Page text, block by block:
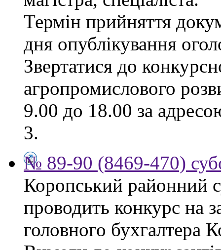
Термін прийняття
дня опублікування
Звертатися до
агропромислового
9.00 до 18.00 за
3.
№ 89-90 (8469-470)
Коропський районний
проводить конкурс на
головного бухгалтера